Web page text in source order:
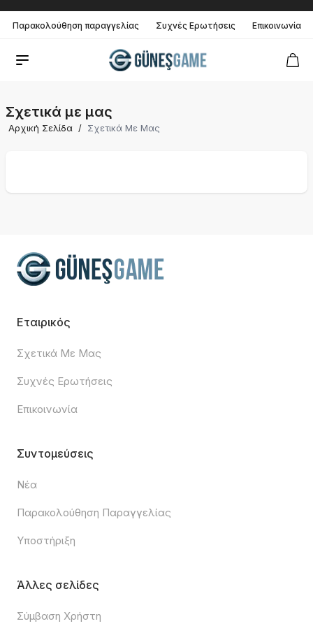
Παρακολούθηση παραγγελίας Συχνές Ερωτήσεις Επικοινωνία
Σχετικά με μας
Αρχική Σελίδα / Σχετικά Με Μας
Εταιρικός
Σχετικά Με Μας
Συχνές Ερωτήσεις
Επικοινωνία
Συντομεύσεις
Νέα
Παρακολούθηση Παραγγελίας
Υποστήριξη
Άλλες σελίδες
Σύμβαση Χρήστη